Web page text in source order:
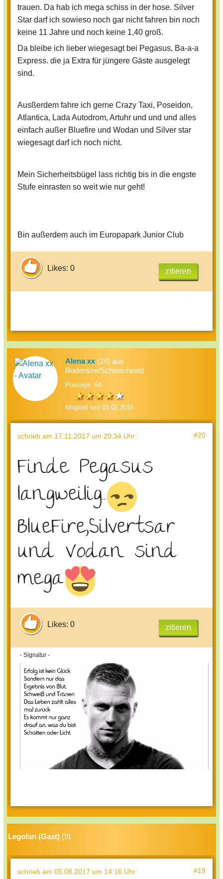
trauen. Da hab ich mega schiss in der hose. Silver
Star darf ich sowieso noch gar nicht fahren bin noch
keine 11 Jahre und noch keine 1,40 groß.
Da bleibe ich lieber wiegesagt bei Pegasus, Ba-a-a
Express. die ja Extra für jüngere Gäste ausgelegt
sind.
Ausßerdem fahre ich gerne Crazy Taxi, Poseidon,
Atlantica, Lada Autodrom, Artuhr und und und alles
einfach außer Bluefire und Wodan und Silver star
wiegesagt darf ich noch nicht.
Mein Sicherheitsbügel lass richtig bis in die engste
Stufe einrasten so weit wie nur geht!
Bin außerdem auch im Europapark Junior Club
Likes: 0 zitieren
Alena xx (24) aus
Bodensee/Schwarzwald
Postings: 64
Mitglied seit 01.02.2016
schrieb am 17.11.2017 um 20:34 Uhr: #20
Finde Pegasus
langweilig..
BlueFire,Silvertsar
und Vodan sind
mega
Likes: 0 zitieren
- Signatur -
Legofan (Gast) (9)
schrieb am 05.08.2017 um 14:16 Uhr: #19